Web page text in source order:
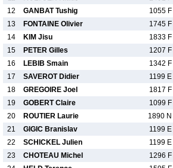
12
GANBAT Tushig 1055 F
13
FONTAINE Olivier 1745 F
14
KIM Jisu 1833 F
15
PETER Gilles 1207 F
16
LEBIB Smain 1342 F
17
SAVEROT Didier 1199 E
18
GREGOIRE Joel 1817 F
19
GOBERT Claire 1099 F
20
ROUTIER Laurie 1890 N
21
GIGIC Branislav 1199 E
22
SCHICKEL Julien 1199 E
23
CHOTEAU Michel 1296 F